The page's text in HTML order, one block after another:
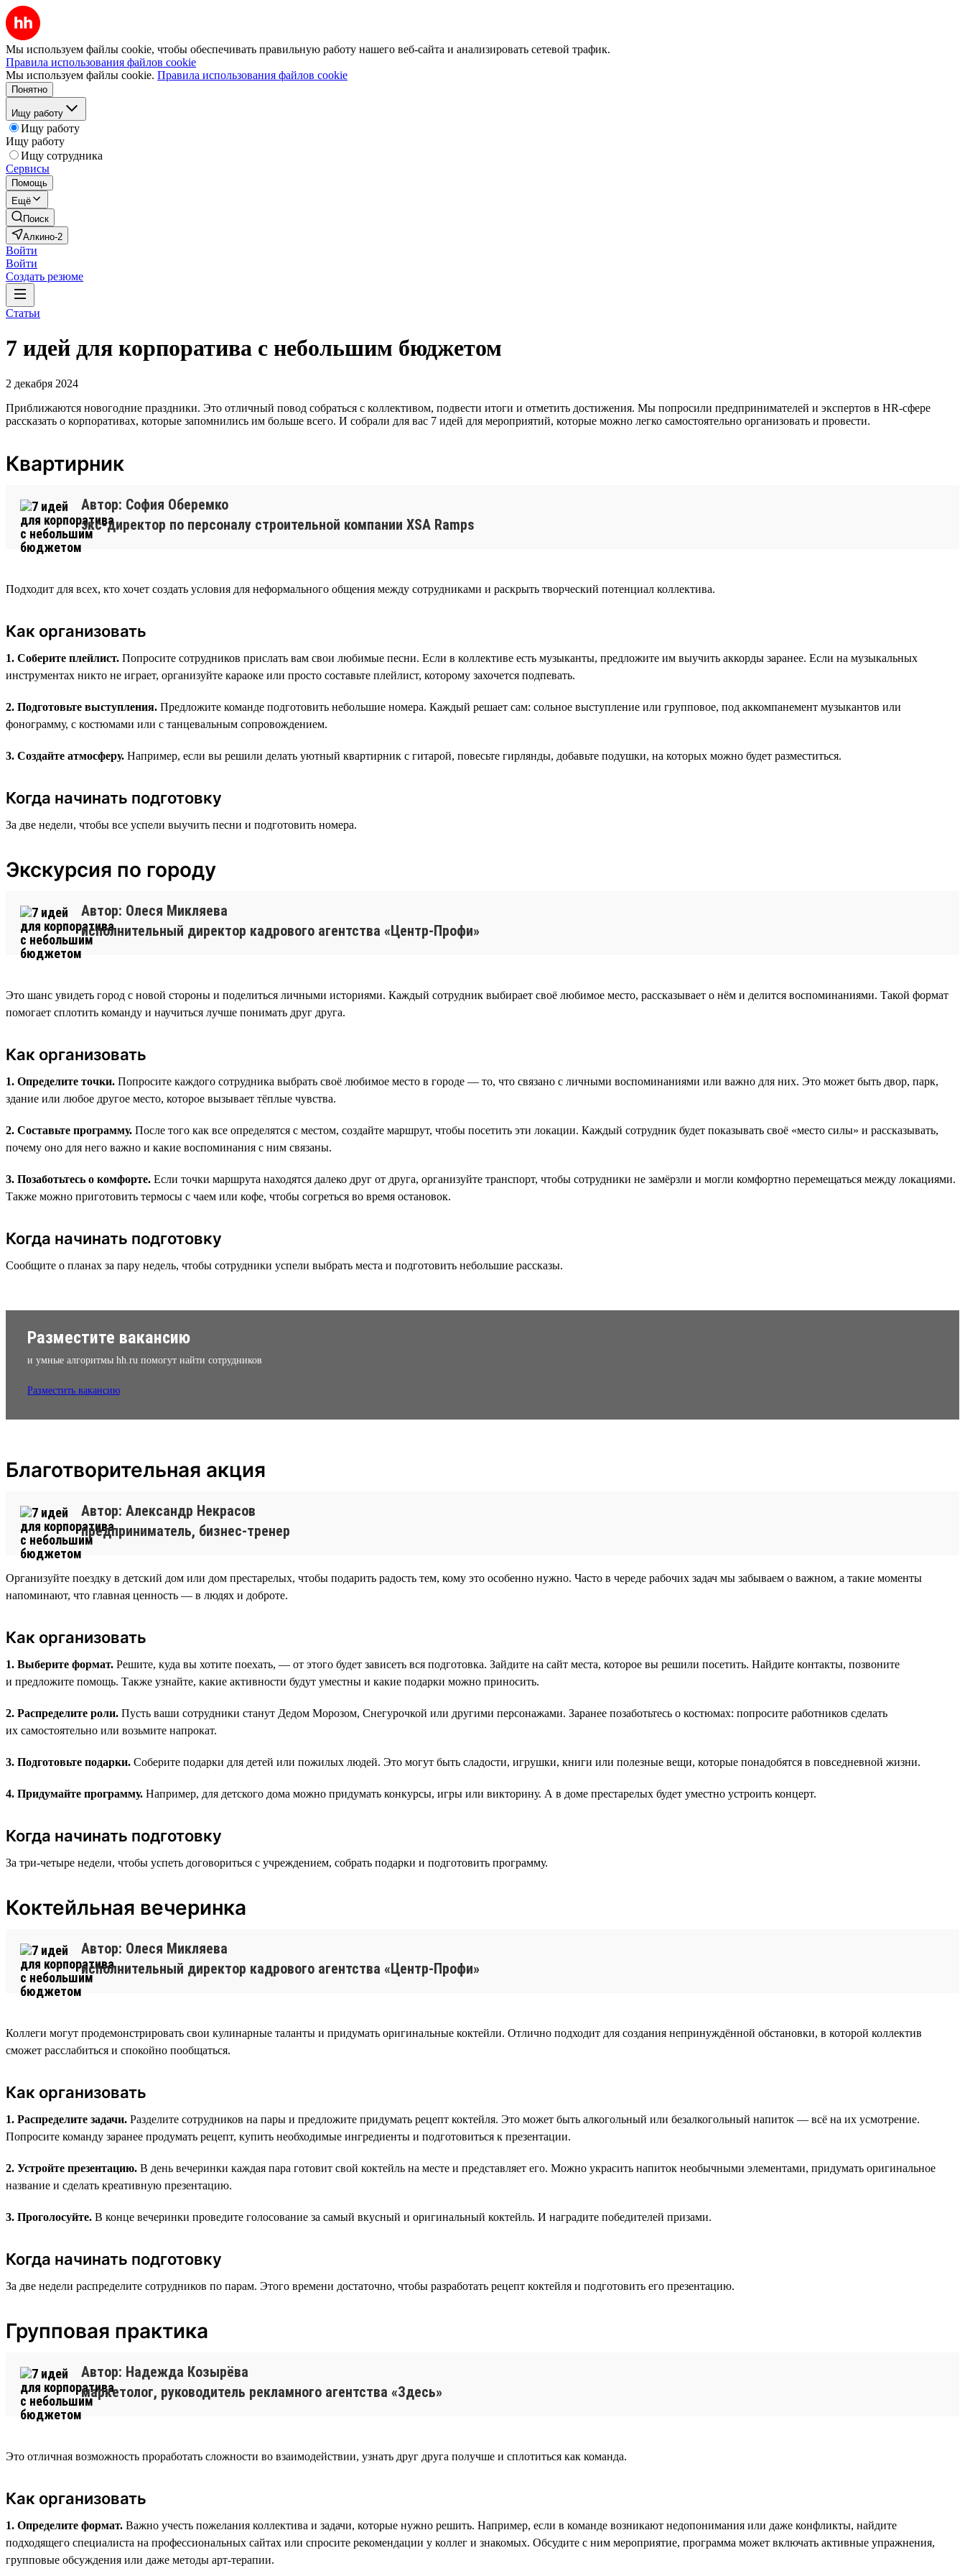
Мы используем файлы cookie, чтобы обеспечивать правильную работу нашего веб-сайта и анализировать сетевой трафик.
Правила использования файлов cookie
Мы используем файлы cookie. Правила использования файлов cookie
Понятно
Ищу работу
Ищу работу
Ищу работу
Ищу сотрудника
Сервисы
Помощь
Ещё
Поиск
Алкино-2
Войти
Войти
Создать резюме
Статьи
7 идей для корпоратива с небольшим бюджетом
2 декабря 2024
Приближаются новогодние праздники. Это отличный повод собраться с коллективом, подвести итоги и отметить достижения. Мы попросили предпринимателей и экспертов в HR-сфере
рассказать о корпоративах, которые запомнились им больше всего. И собрали для вас 7 идей для мероприятий, которые можно легко самостоятельно организовать и провести.
Квартирник
Автор: София Оберемко
экс-директор по персоналу строительной компании XSA Ramps
Подходит для всех, кто хочет создать условия для неформального общения между сотрудниками и раскрыть творческий потенциал коллектива.
Как организовать
1. Соберите плейлист. Попросите сотрудников прислать вам свои любимые песни. Если в коллективе есть музыканты, предложите им выучить аккорды заранее. Если на музыкальных
инструментах никто не играет, организуйте караоке или просто составьте плейлист, которому захочется подпевать.
2. Подготовьте выступления. Предложите команде подготовить небольшие номера. Каждый решает сам: сольное выступление или групповое, под аккомпанемент музыкантов или
фонограмму, с костюмами или с танцевальным сопровождением.
3. Создайте атмосферу. Например, если вы решили делать уютный квартирник с гитарой, повесьте гирлянды, добавьте подушки, на которых можно будет разместиться.
Когда начинать подготовку
За две недели, чтобы все успели выучить песни и подготовить номера.
Экскурсия по городу
Автор: Олеся Микляева
исполнительный директор кадрового агентства «Центр-Профи»
Это шанс увидеть город с новой стороны и поделиться личными историями. Каждый сотрудник выбирает своё любимое место, рассказывает о нём и делится воспоминаниями. Такой формат
помогает сплотить команду и научиться лучше понимать друг друга.
Как организовать
1. Определите точки. Попросите каждого сотрудника выбрать своё любимое место в городе — то, что связано с личными воспоминаниями или важно для них. Это может быть двор, парк,
здание или любое другое место, которое вызывает тёплые чувства.
2. Составьте программу. После того как все определятся с местом, создайте маршрут, чтобы посетить эти локации. Каждый сотрудник будет показывать своё «место силы» и рассказывать,
почему оно для него важно и какие воспоминания с ним связаны.
3. Позаботьтесь о комфорте. Если точки маршрута находятся далеко друг от друга, организуйте транспорт, чтобы сотрудники не замёрзли и могли комфортно перемещаться между локациями.
Также можно приготовить термосы с чаем или кофе, чтобы согреться во время остановок.
Когда начинать подготовку
Сообщите о планах за пару недель, чтобы сотрудники успели выбрать места и подготовить небольшие рассказы.
Разместите вакансию
и умные алгоритмы hh.ru помогут найти сотрудников
Разместить вакансию
Благотворительная акция
Автор: Александр Некрасов
предприниматель, бизнес-тренер
Организуйте поездку в детский дом или дом престарелых, чтобы подарить радость тем, кому это особенно нужно. Часто в череде рабочих задач мы забываем о важном, а такие моменты
напоминают, что главная ценность — в людях и доброте.
Как организовать
1. Выберите формат. Решите, куда вы хотите поехать, — от этого будет зависеть вся подготовка. Зайдите на сайт места, которое вы решили посетить. Найдите контакты, позвоните
и предложите помощь. Также узнайте, какие активности будут уместны и какие подарки можно приносить.
2. Распределите роли. Пусть ваши сотрудники станут Дедом Морозом, Снегурочкой или другими персонажами. Заранее позаботьтесь о костюмах: попросите работников сделать
их самостоятельно или возьмите напрокат.
3. Подготовьте подарки. Соберите подарки для детей или пожилых людей. Это могут быть сладости, игрушки, книги или полезные вещи, которые понадобятся в повседневной жизни.
4. Придумайте программу. Например, для детского дома можно придумать конкурсы, игры или викторину. А в доме престарелых будет уместно устроить концерт.
Когда начинать подготовку
За три-четыре недели, чтобы успеть договориться с учреждением, собрать подарки и подготовить программу.
Коктейльная вечеринка
Автор: Олеся Микляева
исполнительный директор кадрового агентства «Центр-Профи»
Коллеги могут продемонстрировать свои кулинарные таланты и придумать оригинальные коктейли. Отлично подходит для создания непринуждённой обстановки, в которой коллектив
сможет расслабиться и спокойно пообщаться.
Как организовать
1. Распределите задачи. Разделите сотрудников на пары и предложите придумать рецепт коктейля. Это может быть алкогольный или безалкогольный напиток — всё на их усмотрение.
Попросите команду заранее продумать рецепт, купить необходимые ингредиенты и подготовиться к презентации.
2. Устройте презентацию. В день вечеринки каждая пара готовит свой коктейль на месте и представляет его. Можно украсить напиток необычными элементами, придумать оригинальное
название и сделать креативную презентацию.
3. Проголосуйте. В конце вечеринки проведите голосование за самый вкусный и оригинальный коктейль. И наградите победителей призами.
Когда начинать подготовку
За две недели распределите сотрудников по парам. Этого времени достаточно, чтобы разработать рецепт коктейля и подготовить его презентацию.
Групповая практика
Автор: Надежда Козырёва
маркетолог, руководитель рекламного агентства «Здесь»
Это отличная возможность проработать сложности во взаимодействии, узнать друг друга получше и сплотиться как команда.
Как организовать
1. Определите формат. Важно учесть пожелания коллектива и задачи, которые нужно решить. Например, если в команде возникают недопонимания или даже конфликты, найдите
подходящего специалиста на профессиональных сайтах или спросите рекомендации у коллег и знакомых. Обсудите с ним мероприятие, программа может включать активные упражнения,
групповые обсуждения или даже методы арт-терапии.